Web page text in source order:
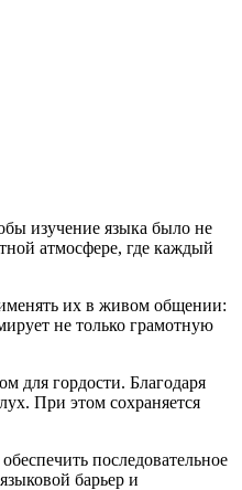
изучение языка было не
атмосфере, где каждый
их в живом общении:
не только грамотную
для гордости. Благодаря
При этом сохраняется
последовательное
барьер и